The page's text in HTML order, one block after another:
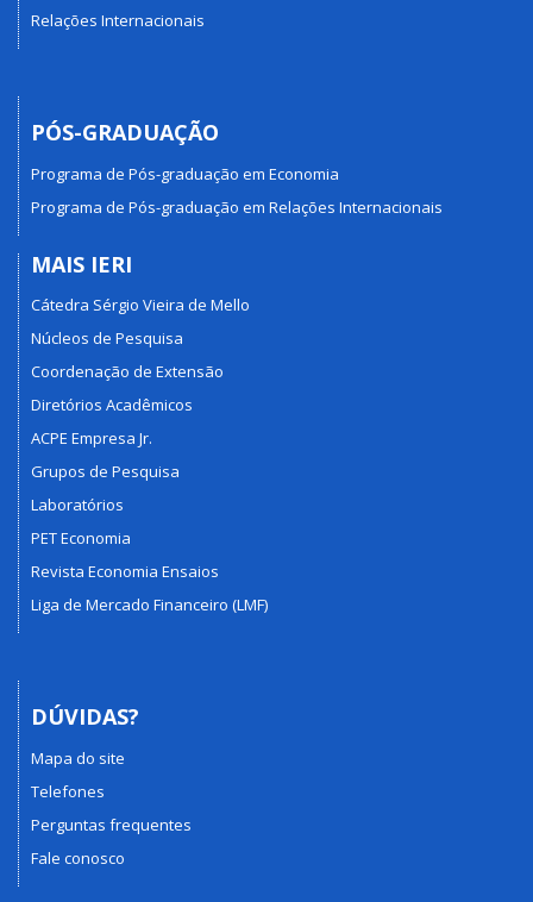
Relações Internacionais
PÓS-GRADUAÇÃO
Programa de Pós-graduação em Economia
Programa de Pós-graduação em Relações Internacionais
MAIS IERI
Cátedra Sérgio Vieira de Mello
Núcleos de Pesquisa
Coordenação de Extensão
Diretórios Acadêmicos
ACPE Empresa Jr.
Grupos de Pesquisa
Laboratórios
PET Economia
Revista Economia Ensaios
Liga de Mercado Financeiro (LMF)
DÚVIDAS?
Mapa do site
Telefones
Perguntas frequentes
Fale conosco